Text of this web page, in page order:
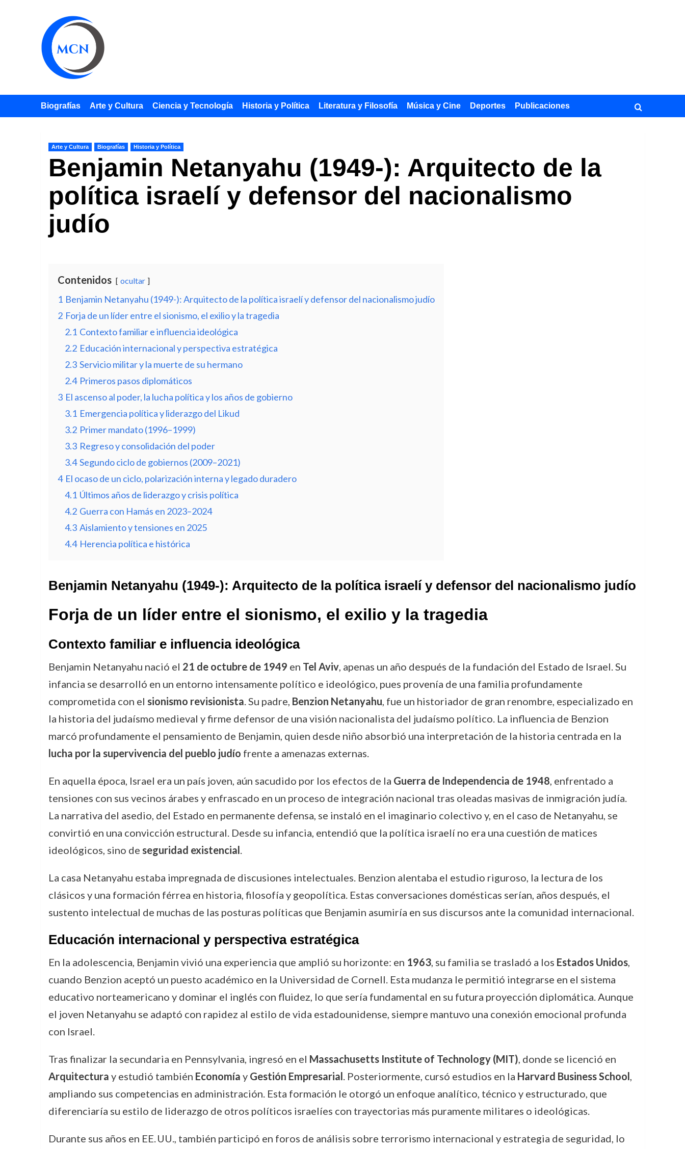
Biografías Arte y Cultura Ciencia y Tecnología Historia y Política Literatura y Filosofía Música y Cine Deportes Publicaciones
Arte y Cultura Biografías Historia y Política
Benjamin Netanyahu (1949-): Arquitecto de la
política israelí y defensor del nacionalismo
judío
Contenidos ocultar
1 Benjamin Netanyahu (1949-): Arquitecto de la política israelí y defensor del nacionalismo judío
2 Forja de un líder entre el sionismo, el exilio y la tragedia
2.1 Contexto familiar e influencia ideológica
2.2 Educación internacional y perspectiva estratégica
2.3 Servicio militar y la muerte de su hermano
2.4 Primeros pasos diplomáticos
3 El ascenso al poder, la lucha política y los años de gobierno
3.1 Emergencia política y liderazgo del Likud
3.2 Primer mandato (1996–1999)
3.3 Regreso y consolidación del poder
3.4 Segundo ciclo de gobiernos (2009–2021)
4 El ocaso de un ciclo, polarización interna y legado duradero
4.1 Últimos años de liderazgo y crisis política
4.2 Guerra con Hamás en 2023–2024
4.3 Aislamiento y tensiones en 2025
4.4 Herencia política e histórica
Benjamin Netanyahu (1949-): Arquitecto de la política israelí y defensor del nacionalismo judío
Forja de un líder entre el sionismo, el exilio y la tragedia
Contexto familiar e influencia ideológica
Benjamin Netanyahu nació el 21 de octubre de 1949 en Tel Aviv, apenas un año después de la fundación del Estado de Israel. Su
infancia se desarrolló en un entorno intensamente político e ideológico, pues provenía de una familia profundamente
comprometida con el sionismo revisionista. Su padre, Benzion Netanyahu, fue un historiador de gran renombre, especializado en
la historia del judaísmo medieval y firme defensor de una visión nacionalista del judaísmo político. La influencia de Benzion
marcó profundamente el pensamiento de Benjamin, quien desde niño absorbió una interpretación de la historia centrada en la
lucha por la supervivencia del pueblo judío frente a amenazas externas.
En aquella época, Israel era un país joven, aún sacudido por los efectos de la Guerra de Independencia de 1948, enfrentado a
tensiones con sus vecinos árabes y enfrascado en un proceso de integración nacional tras oleadas masivas de inmigración judía.
La narrativa del asedio, del Estado en permanente defensa, se instaló en el imaginario colectivo y, en el caso de Netanyahu, se
convirtió en una convicción estructural. Desde su infancia, entendió que la política israelí no era una cuestión de matices
ideológicos, sino de seguridad existencial.
La casa Netanyahu estaba impregnada de discusiones intelectuales. Benzion alentaba el estudio riguroso, la lectura de los
clásicos y una formación férrea en historia, filosofía y geopolítica. Estas conversaciones domésticas serían, años después, el
sustento intelectual de muchas de las posturas políticas que Benjamin asumiría en sus discursos ante la comunidad internacional.
Educación internacional y perspectiva estratégica
En la adolescencia, Benjamin vivió una experiencia que amplió su horizonte: en 1963, su familia se trasladó a los Estados Unidos,
cuando Benzion aceptó un puesto académico en la Universidad de Cornell. Esta mudanza le permitió integrarse en el sistema
educativo norteamericano y dominar el inglés con fluidez, lo que sería fundamental en su futura proyección diplomática. Aunque
el joven Netanyahu se adaptó con rapidez al estilo de vida estadounidense, siempre mantuvo una conexión emocional profunda
con Israel.
Tras finalizar la secundaria en Pennsylvania, ingresó en el Massachusetts Institute of Technology (MIT), donde se licenció en
Arquitectura y estudió también Economía y Gestión Empresarial. Posteriormente, cursó estudios en la Harvard Business School,
ampliando sus competencias en administración. Esta formación le otorgó un enfoque analítico, técnico y estructurado, que
diferenciaría su estilo de liderazgo de otros políticos israelíes con trayectorias más puramente militares o ideológicas.
Durante sus años en EE. UU., también participó en foros de análisis sobre terrorismo internacional y estrategia de seguridad, lo